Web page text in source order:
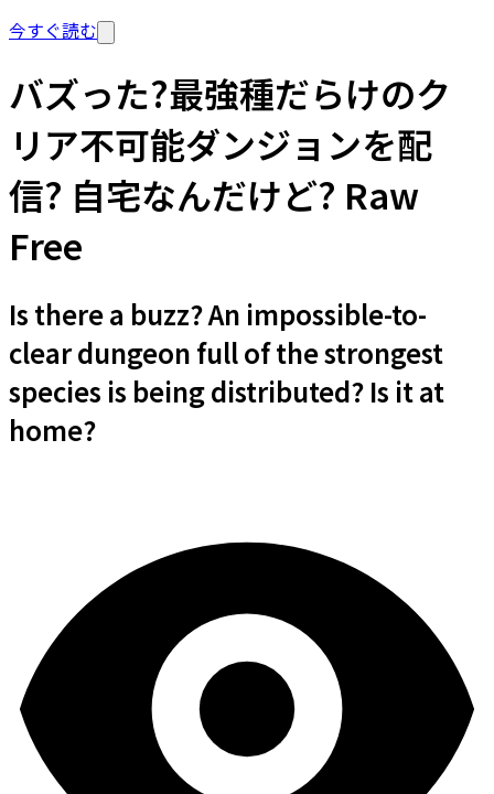
今すぐ読む
バズった?最強種だらけのク
リア不可能ダンジョンを配
信? 自宅なんだけど? Raw
Free
Is there a buzz? An impossible-to-
clear dungeon full of the strongest
species is being distributed? Is it at
home?